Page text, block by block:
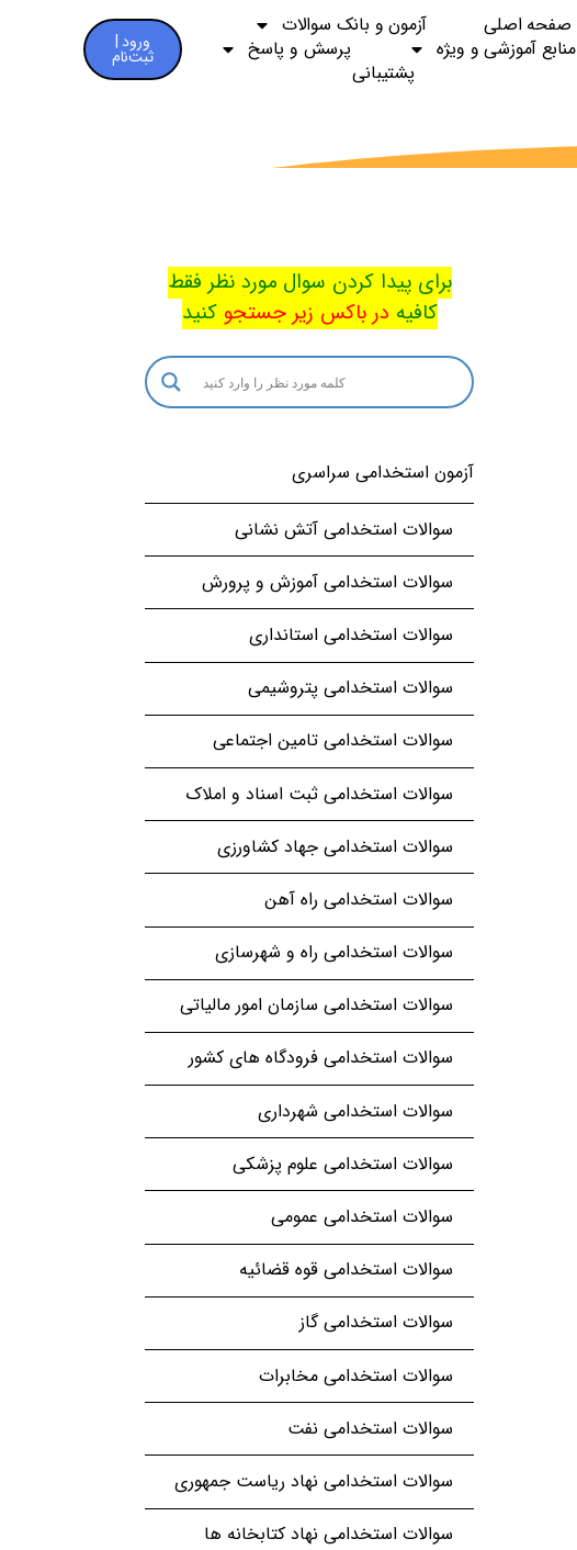
صفحه اصلی
آزمون و بانک سوالات
منابع آموزشی و ویژه
پرسش و پاسخ
پشتیبانی
ورود |
ثبت‌نام
برای پیدا کردن سوال مورد نظر فقط
کافیه در باکس زیر جستجو کنید
آزمون استخدامی سراسری
سوالات استخدامی آتش نشانی
سوالات استخدامی آموزش و پرورش
سوالات استخدامی استانداری
سوالات استخدامی پتروشیمی
سوالات استخدامی تامین اجتماعی
سوالات استخدامی ثبت اسناد و املاک
سوالات استخدامی جهاد کشاورزی
سوالات استخدامی راه آهن
سوالات استخدامی راه و شهرسازی
سوالات استخدامی سازمان امور مالیاتی
سوالات استخدامی فرودگاه های کشور
سوالات استخدامی شهرداری
سوالات استخدامی علوم پزشکی
سوالات استخدامی عمومی
سوالات استخدامی قوه قضائیه
سوالات استخدامی گاز
سوالات استخدامی مخابرات
سوالات استخدامی نفت
سوالات استخدامی نهاد ریاست جمهوری
سوالات استخدامی نهاد کتابخانه ها